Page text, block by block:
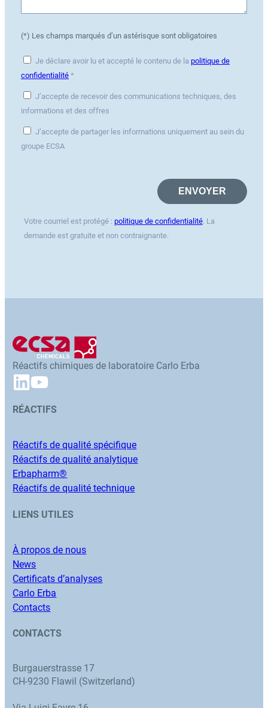
(*) Les champs marqués d’un astérisque sont obligatoires
Je déclare avoir lu et accepté le contenu de la politique de
confidentialité*
J’accepte de recevoir des communications techniques, des
informations et des offres
J’accepte de partager les informations uniquement au sein du
groupe ECSA
Votre courriel est protégé : politique de confidentialité. La
demande est gratuite et non contraignante.
Réactifs chimiques de laboratoire Carlo Erba
RÉACTIFS
Réactifs de qualité spécifique
Réactifs de qualité analytique
Erbapharm®
Réactifs de qualité technique
LIENS UTILES
À propos de nous
News
Certificats d’analyses
Carlo Erba
Contacts
CONTACTS
Burgauerstrasse 17
CH-9230 Flawil (Switzerland)